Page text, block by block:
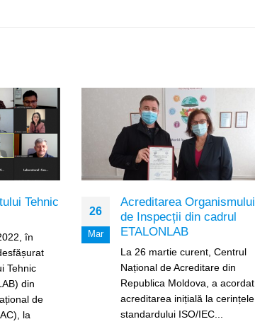
Tehnic
în
Tehnic
din
de
la
26
Mar
Acreditarea Organismului
de Inspecții din cadrul
ETALONLAB
La 26 martie curent, Centrul
Național de Acreditare din
Republica Moldova, a acordat
acreditarea inițială la cerințele
standardului ISO/IEC...